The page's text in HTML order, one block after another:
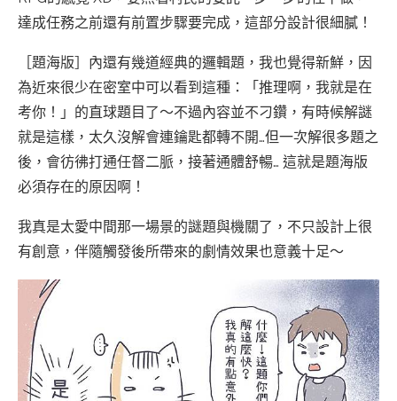
達成任務之前還有前置步驟要完成，這部分設計很細膩！
［題海版］內還有幾道經典的邏輯題，我也覺得新鮮，因
為近來很少在密室中可以看到這種：「推理啊，我就是在
考你！」的直球題目了～不過內容並不刁鑽，有時候解謎
就是這樣，太久沒解會連鑰匙都轉不開…但一次解很多題之
後，會彷彿打通任督二脈，接著通體舒暢… 這就是題海版
必須存在的原因啊！
我真是太愛中間那一場景的謎題與機關了，不只設計上很
有創意，伴隨觸發後所帶來的劇情效果也意義十足～